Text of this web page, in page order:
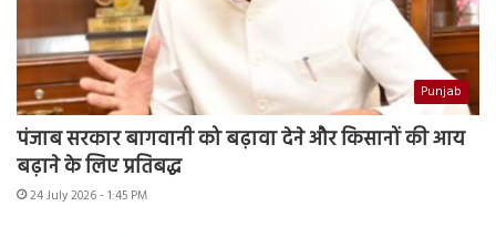
Punjab
पंजाब सरकार बागवानी को बढ़ावा देने और किसानों की आय
बढ़ाने के लिए प्रतिबद्ध
24 July 2026 - 1:45 PM